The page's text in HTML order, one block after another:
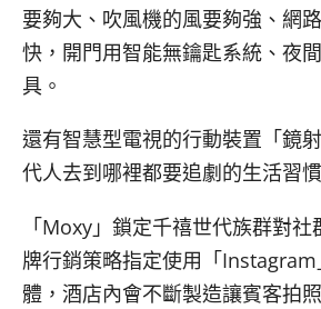
要夠大、吹風機的風要夠強、網
快，開門用智能無鑰匙系統、夜
具。
還有智慧型電視的行動裝置「鏡
代人去到哪裡都要追劇的生活習慣
「Moxy」鎖定千禧世代族群對
牌行銷策略指定使用「
體，酒店內會不斷製造讓賓客拍